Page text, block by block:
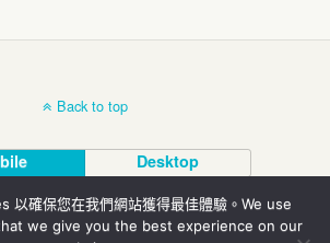
Back to top
Desktop
© 北投埔林炳炎
以確保您在我們網站獲得最佳體驗。We use
we give you the best experience on our